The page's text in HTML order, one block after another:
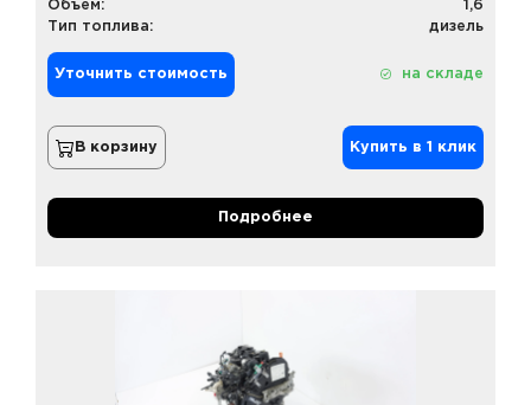
Объем:
1,6
Тип топлива:
дизель
Уточнить стоимость на складе
В корзину Купить в 1 клик
Подробнее